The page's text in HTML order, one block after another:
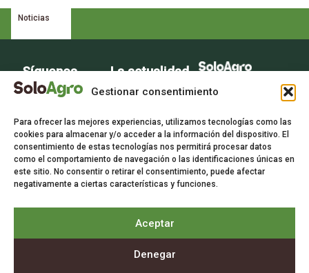
Gestionar consentimiento
Para ofrecer las mejores experiencias, utilizamos tecnologías como las
cookies para almacenar y/o acceder a la información del dispositivo. El
consentimiento de estas tecnologías nos permitirá procesar datos
como el comportamiento de navegación o las identificaciones únicas en
este sitio. No consentir o retirar el consentimiento, puede afectar
negativamente a ciertas características y funciones.
Aceptar
Denegar
Noticias
La voz del sector
La actualidad
del campo en
entrada.
Suscríbete
gratis a
newsletter.
Suscríbete
Síguenos